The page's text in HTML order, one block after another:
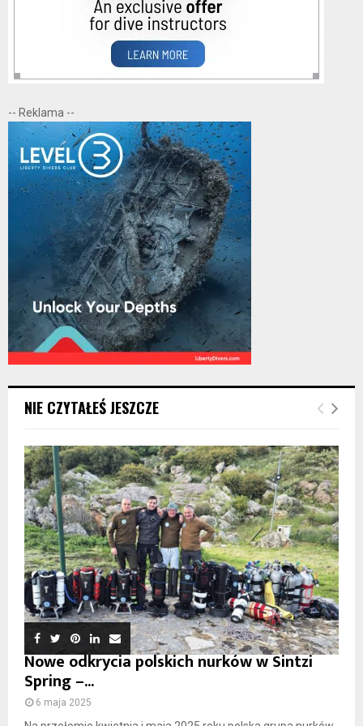
-- Reklama --
NIE CZYTAŁEŚ JESZCZE
Nowe odkrycia polskich nurków w Sintzi
Spring –...
6 maja 2025